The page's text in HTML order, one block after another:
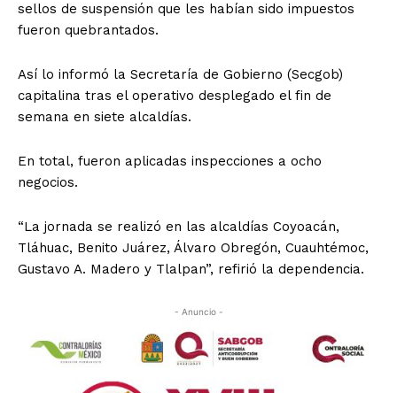
sellos de suspensión que les habían sido impuestos
fueron quebrantados.
Así lo informó la Secretaría de Gobierno (Secgob)
capitalina tras el operativo desplegado el fin de
semana en siete alcaldías.
En total, fueron aplicadas inspecciones a ocho
negocios.
“La jornada se realizó en las alcaldías Coyoacán,
Tláhuac, Benito Juárez, Álvaro Obregón, Cuauhtémoc,
Gustavo A. Madero y Tlalpan”, refirió la dependencia.
- Anuncio -